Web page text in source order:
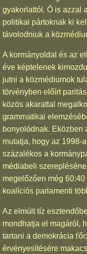
gyakorlattól. Ő is azzal
politikai pártoknak ki
távolodniuk a
A kormányoldal és az
éve képtelenek
jutni a közmédiumok
törvényben előírt
közös akarattal
grammatikai
bonyolódnak. Eközben
mutatja, hogy az 1998-
százalékos a
médiabeli
megelőzően még
koalíciós parlamenti
Az elmúlt tíz
mondhatja el magáról,
tartani a demokrácia
érvényesítésére